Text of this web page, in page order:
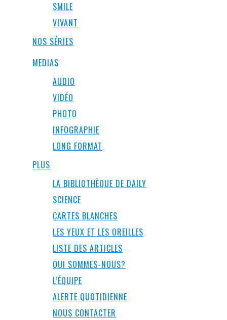
SMILE
VIVANT
NOS SÉRIES
MEDIAS
AUDIO
VIDÉO
PHOTO
INFOGRAPHIE
LONG FORMAT
PLUS
LA BIBLIOTHÈQUE DE DAILY
SCIENCE
CARTES BLANCHES
LES YEUX ET LES OREILLES
LISTE DES ARTICLES
QUI SOMMES-NOUS?
L’ÉQUIPE
ALERTE QUOTIDIENNE
NOUS CONTACTER